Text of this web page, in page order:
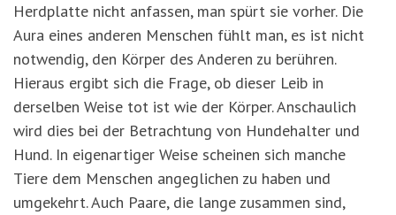
Herdplatte nicht anfassen, man spürt sie vorher. Die
Aura eines anderen Menschen fühlt man, es ist nicht
notwendig, den Körper des Anderen zu berühren.
Hieraus ergibt sich die Frage, ob dieser Leib in
derselben Weise tot ist wie der Körper. Anschaulich
wird dies bei der Betrachtung von Hundehalter und
Hund. In eigenartiger Weise scheinen sich manche
Tiere dem Menschen angeglichen zu haben und
umgekehrt. Auch Paare, die lange zusammen sind,